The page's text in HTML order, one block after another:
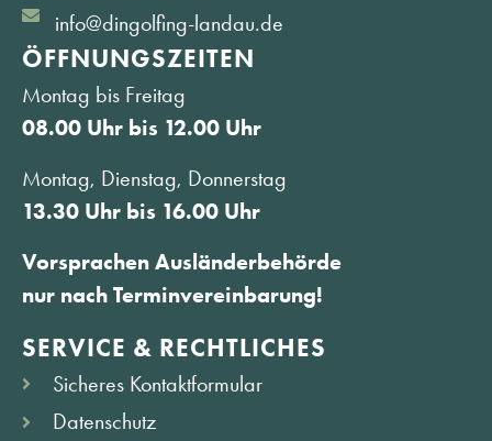
info@dingolfing-landau.de
ÖFFNUNGS­ZEITEN
Montag bis Freitag
08.00 Uhr bis 12.00 Uhr
Montag, Dienstag, Donnerstag
13.30 Uhr bis 16.00 Uhr
Vorsprachen Ausländerbehörde
nur nach Terminvereinbarung!
SERVICE & RECHTLICHES
Sicheres Kontaktformular
Datenschutz